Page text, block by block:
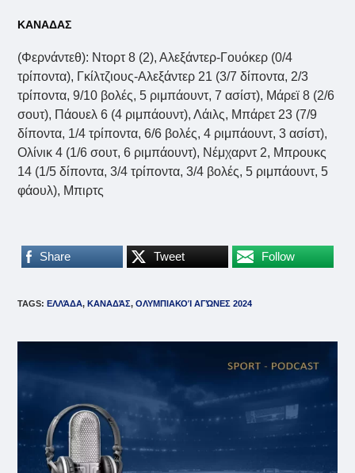
ΚΑΝΑΔΑΣ
(Φερνάντεθ): Ντορτ 8 (2), Αλεξάντερ-Γουόκερ (0/4
τρίποντα), Γκίλτζιους-Αλεξάντερ 21 (3/7 δίποντα, 2/3
τρίποντα, 9/10 βολές, 5 ριμπάουντ, 7 ασίστ), Μάρεϊ 8 (2/6
σουτ), Πάουελ 6 (4 ριμπάουντ), Λάιλς, Μπάρετ 23 (7/9
δίποντα, 1/4 τρίποντα, 6/6 βολές, 4 ριμπάουντ, 3 ασίστ),
Ολίνικ 4 (1/6 σουτ, 6 ριμπάουντ), Νέμχαρντ 2, Μπρουκς
14 (1/5 δίποντα, 3/4 τρίποντα, 3/4 βολές, 5 ριμπάουντ, 5
φάουλ), Μπιρτς
Share Tweet Follow
TAGS:ΕΛΛΆΔΑ, ΚΑΝΑΔΆΣ, ΟΛΥΜΠΙΑΚΟΊ ΑΓΏΝΕΣ 2024